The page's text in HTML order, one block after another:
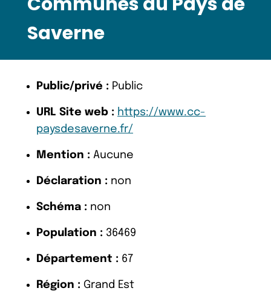
Saverne
Public/privé : Public
URL Site web : https://www.cc-
paysdesaverne.fr/
Mention : Aucune
Déclaration : non
Schéma : non
Population : 36469
Département : 67
Région : Grand Est